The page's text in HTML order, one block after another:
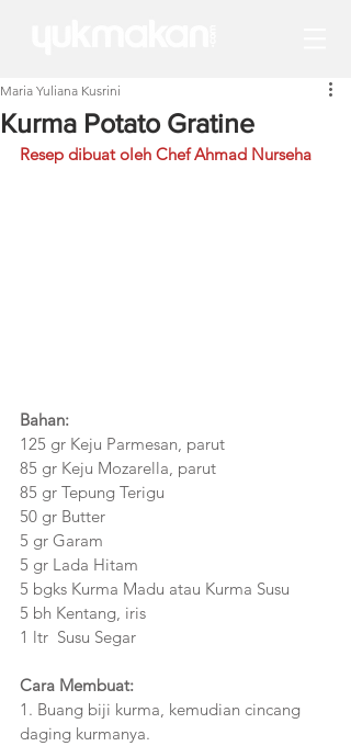
Kurma Potato Gratine
Maria Yuliana Kusrini
Resep dibuat oleh Chef Ahmad Nurseha
Bahan:
125 gr Keju Parmesan, parut
85 gr Keju Mozarella, parut
85 gr Tepung Terigu
50 gr Butter
5 gr Garam
5 gr Lada Hitam
5 bgks Kurma Madu atau Kurma Susu
5 bh Kentang, iris
1 ltr  Susu Segar
Cara Membuat:
1. Buang biji kurma, kemudian cincang
daging kurmanya.